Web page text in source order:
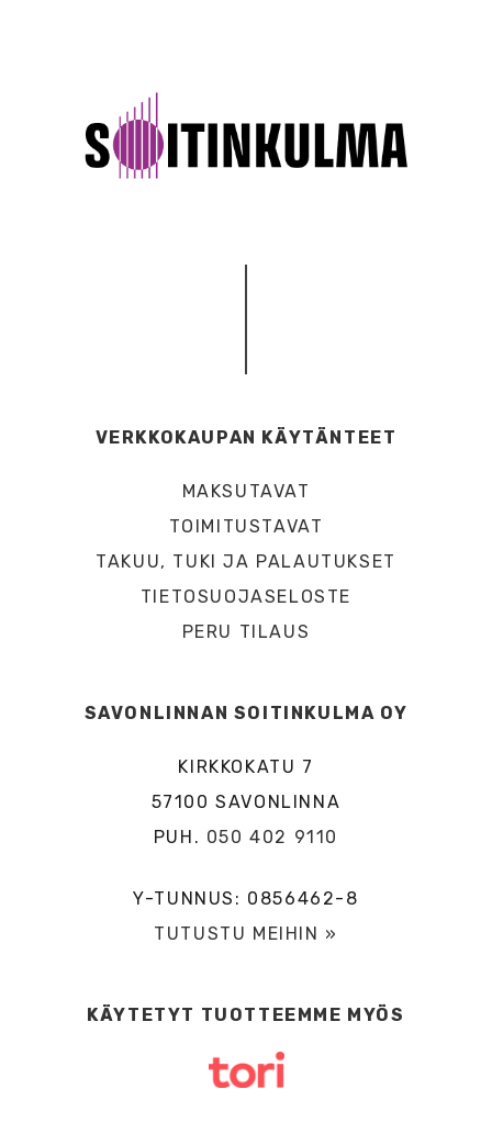
VERKKOKAUPAN KÄYTÄNTEET
MAKSUTAVAT
TOIMITUSTAVAT
TAKUU, TUKI JA PALAUTUKSET
TIETOSUOJASELOSTE
PERU TILAUS
SAVONLINNAN SOITINKULMA OY
KIRKKOKATU 7
57100 SAVONLINNA
PUH. 050 402 9110
Y-TUNNUS: 0856462-8
TUTUSTU MEIHIN »
KÄYTETYT TUOTTEEMME MYÖS